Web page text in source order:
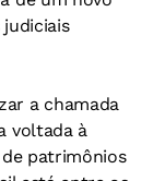
a chamada
voltada à
patrimônios